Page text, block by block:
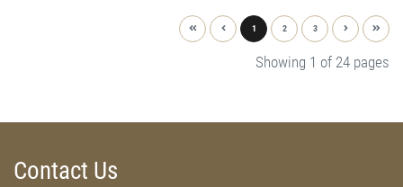
1 2 3
Showing 1 of 24 pages
Contact Us